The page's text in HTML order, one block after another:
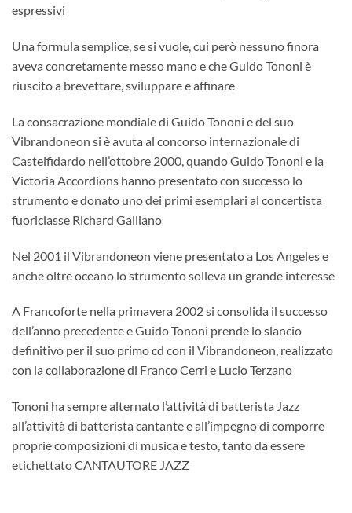
espressivi
Una formula semplice, se si vuole, cui però nessuno finora
aveva concretamente messo mano e che Guido Tononi è
riuscito a brevettare, sviluppare e affinare
La consacrazione mondiale di Guido Tononi e del suo
Vibrandoneon si è avuta al concorso internazionale di
Castelfidardo nell’ottobre 2000, quando Guido Tononi e la
Victoria Accordions hanno presentato con successo lo
strumento e donato uno dei primi esemplari al concertista
fuoriclasse Richard Galliano
Nel 2001 il Vibrandoneon viene presentato a Los Angeles e
anche oltre oceano lo strumento solleva un grande interesse
A Francoforte nella primavera 2002 si consolida il successo
dell’anno precedente e Guido Tononi prende lo slancio
definitivo per il suo primo cd con il Vibrandoneon, realizzato
con la collaborazione di Franco Cerri e Lucio Terzano
Tononi ha sempre alternato l’attività di batterista Jazz
all’attività di batterista cantante e all’impegno di comporre
proprie composizioni di musica e testo, tanto da essere
etichettato CANTAUTORE JAZZ